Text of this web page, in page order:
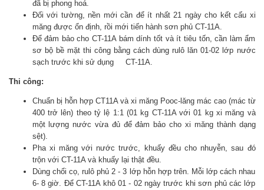
đã bị phong hoá.
Đối với tường, nền mới cần để ít nhất 21 ngày cho kết cấu xi
măng được ổn định, rồi mới tiến hành sơn phủ CT-11A.
Để đảm bảo cho CT-11A bám dính tốt và ít tiêu tốn, cần làm ẩm
sơ bộ bề mặt thi công bằng cách dùng rulô lăn 01-02 lớp nước
sạch trước khi sử dụng CT-11A.
Thi công:
Chuẩn bị hỗn hợp CT11A và xi măng Pooc-lăng mác cao (mác từ
400 trở lên) theo tỷ lệ 1:1 (01 kg CT-11A với 01 kg xi măng và
một lượng nước vừa đủ để đảm bảo cho xi măng thành dạng
sệt).
Pha xi măng với nước trước, khuấy đều cho nhuyễn, sau đó
trộn với CT-11A và khuấy lại thật đều.
Dùng chổi cọ, rulô phủ 2 - 3 lớp hỗn hợp trên. Mỗi lớp cách nhau
6- 8 giờ. Để CT-11A khô 01 - 02 ngày trước khi sơn phủ các lớp